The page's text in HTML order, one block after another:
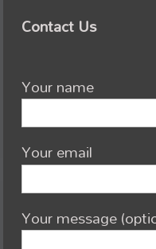
Contact Us
Your name
Your email
Your message